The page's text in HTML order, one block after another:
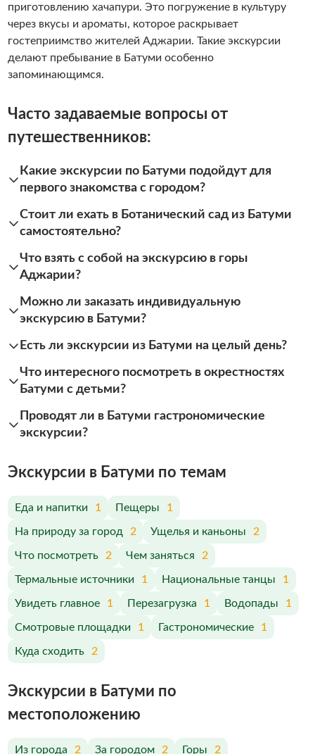
приготовлению хачапури. Это погружение в культуру
через вкусы и ароматы, которое раскрывает
гостеприимство жителей Аджарии. Такие экскурсии
делают пребывание в Батуми особенно
запоминающимся.
Часто задаваемые вопросы от
путешественников:
Какие экскурсии по Батуми подойдут для
первого знакомства с городом?
Стоит ли ехать в Ботанический сад из Батуми
самостоятельно?
Что взять с собой на экскурсию в горы
Аджарии?
Можно ли заказать индивидуальную
экскурсию в Батуми?
Есть ли экскурсии из Батуми на целый день?
Что интересного посмотреть в окрестностях
Батуми с детьми?
Проводят ли в Батуми гастрономические
экскурсии?
Экскурсии в Батуми по темам
Еда и напитки 1 Пещеры 1
На природу за город 2 Ущелья и каньоны 2
Что посмотреть 2 Чем заняться 2
Термальные источники 1 Национальные танцы 1
Увидеть главное 1 Перезагрузка 1 Водопады 1
Смотровые площадки 1 Гастрономические 1
Куда сходить 2
Экскурсии в Батуми по
меcтоположению
Из города 2 За городом 2 Горы 2